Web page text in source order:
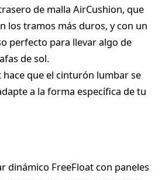
de malla AirCushion, que
los tramos más duros, y con un
perfecto para llevar algo de
de sol.
hace que el cinturón lumbar se
a la forma específica de tu
dinámico FreeFloat con paneles